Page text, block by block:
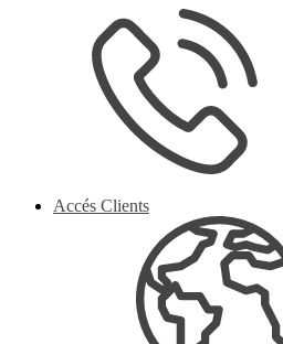
Accés Clients